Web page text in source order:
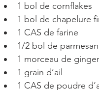
1 bol de cornflakes
1 bol de chapelure
1 CAS de farine
1/2 bol de
1 morceau de
1 grain d’ail
1 CAS de poudre